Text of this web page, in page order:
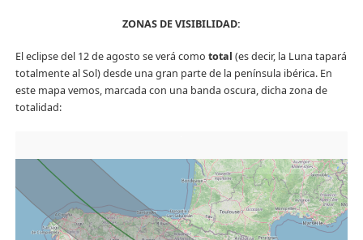
ZONAS DE VISIBILIDAD:
El eclipse del 12 de agosto se verá como total (es decir, la Luna tapará
totalmente al Sol) desde una gran parte de la península ibérica. En
este mapa vemos, marcada con una banda oscura, dicha zona de
totalidad: